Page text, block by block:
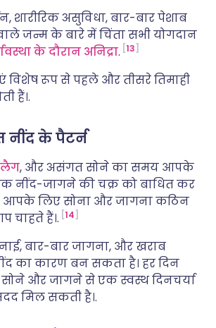
शारीरिक असुविधा, बार-बार पेशाब
जन्म के बारे में चिंता सभी योगदान
के दौरान अनिद्रा. 13
विशेष रूप से पहले और तीसरे तिमाही
हैं।.
नींद के पैटर्न
, और असंगत सोने का समय आपके
नींद-जागने की चक्र को बाधित कर
लिए सोना और जागना कठिन
चाहते हैं।. 14
बार-बार जागना, और खराब
का कारण बन सकता है। हर दिन
और जागने से एक स्वस्थ दिनचर्या
मिल सकती है।.